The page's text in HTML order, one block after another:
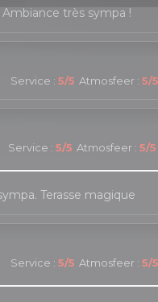
très sympa !
Service : 5/5 Atmosfeer : 5/5
Service : 5/5 Atmosfeer : 5/5
Terasse magique
Service : 5/5 Atmosfeer : 5/5